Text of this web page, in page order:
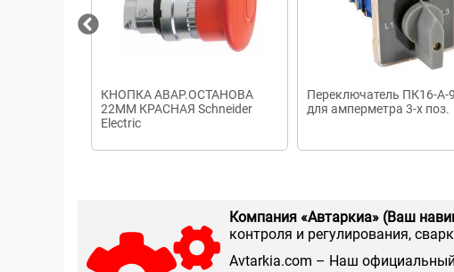
КНОПКА АВАР.ОСТАНОВА
22ММ КРАСНАЯ Schneider
Electric
Переключатель ПК16-А-
для амперметра 3-х поз.
Компания «Автаркиа» (Ваш
контроля и регулирования,
Аvtarkia.com – Наш официальный